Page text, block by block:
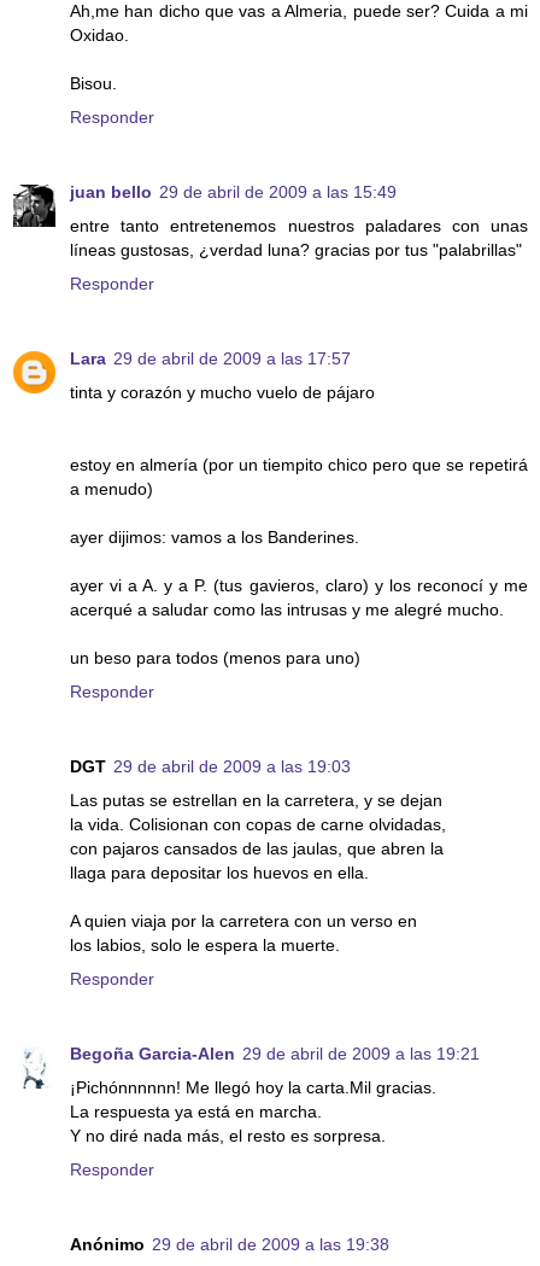
Ah,me han dicho que vas a Almeria, puede ser? Cuida a mi
Oxidao.
Bisou.
Responder
juan bello 29 de abril de 2009 a las 15:49
entre tanto entretenemos nuestros paladares con unas
líneas gustosas, ¿verdad luna? gracias por tus "palabrillas"
Responder
Lara 29 de abril de 2009 a las 17:57
tinta y corazón y mucho vuelo de pájaro
estoy en almería (por un tiempito chico pero que se repetirá
a menudo)
ayer dijimos: vamos a los Banderines.
ayer vi a A. y a P. (tus gavieros, claro) y los reconocí y me
acerqué a saludar como las intrusas y me alegré mucho.
un beso para todos (menos para uno)
Responder
DGT 29 de abril de 2009 a las 19:03
Las putas se estrellan en la carretera, y se dejan
la vida. Colisionan con copas de carne olvidadas,
con pajaros cansados de las jaulas, que abren la
llaga para depositar los huevos en ella.
A quien viaja por la carretera con un verso en
los labios, solo le espera la muerte.
Responder
Begoña Garcia-Alen 29 de abril de 2009 a las 19:21
¡Pichónnnnnn! Me llegó hoy la carta.Mil gracias.
La respuesta ya está en marcha.
Y no diré nada más, el resto es sorpresa.
Responder
Anónimo 29 de abril de 2009 a las 19:38